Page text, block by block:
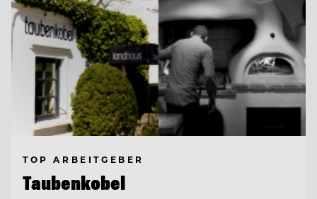
TOP ARBEITGEBER
Taubenkobel